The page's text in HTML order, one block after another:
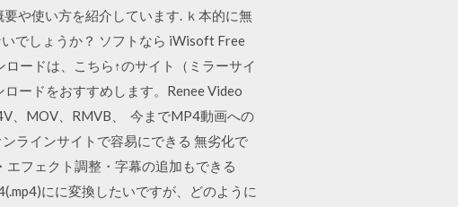
や使い方を紹介しています. ｋ本的に無
でしょうか？ ソフトなら iWisoft Free
ードは、こちら↑のサイト（ミラーサイ
ードをおすすめします。Renee Video
、MOV、RMVB、 今までMP4動画への
ラインサイトで容易にできる 無劣化で
フェクト調整・字幕の追加もできる
にに変換したいですが、どのように